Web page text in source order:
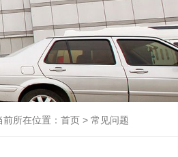
前所在位置： 首页 > 常见问题